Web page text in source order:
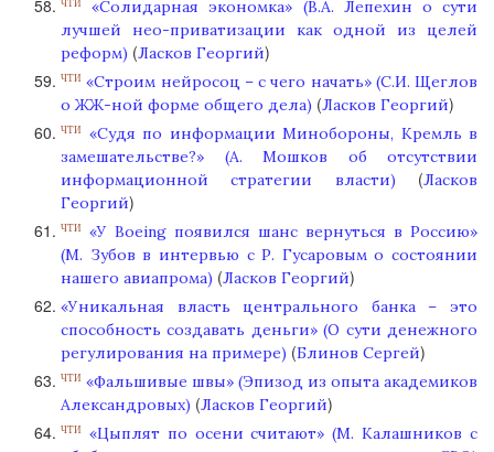
ЧТИ
«Солидарная экономка» (В.А. Лепехин о сути
лучшей нео-приватизации как одной из целей
реформ) (Ласков Георгий)
ЧТИ «Строим нейросоц – с чего начать» (С.И. Щеглов
о ЖЖ-ной форме общего дела) (Ласков Георгий)
ЧТИ
«Судя по информации Минобороны, Кремль в
замешательстве?» (А. Мошков об отсутствии
информационной стратегии власти) (Ласков
Георгий)
ЧТИ
«У Boeing появился шанс вернуться в Россию»
(М. Зубов в интервью с Р. Гусаровым о состоянии
нашего авиапрома) (Ласков Георгий)
«Уникальная власть центрального банка – это
способность создавать деньги» (О сути денежного
регулирования на примере) (Блинов Сергей)
ЧТИ «Фальшивые швы» (Эпизод из опыта академиков
Александровых) (Ласков Георгий)
ЧТИ
«Цыплят по осени считают» (М. Калашников с